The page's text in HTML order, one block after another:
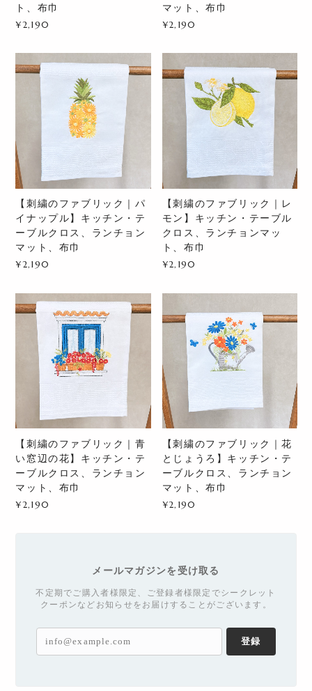
ト、布巾
¥2,190
マット、布巾
¥2,190
【刺繍のファブリック｜パ
イナップル】キッチン・テ
ーブルクロス、ランチョン
マット、布巾
¥2,190
【刺繍のファブリック｜レ
モン】キッチン・テーブル
クロス、ランチョンマッ
ト、布巾
¥2,190
【刺繍のファブリック｜青
い窓辺の花】キッチン・テ
ーブルクロス、ランチョン
マット、布巾
¥2,190
【刺繍のファブリック｜花
とじょうろ】キッチン・テ
ーブルクロス、ランチョン
マット、布巾
¥2,190
メールマガジンを受け取る
不定期でご購入者様限定、ご登録者様限定でシークレット
クーポンなどお知らせをお届けすることがございます。
登録